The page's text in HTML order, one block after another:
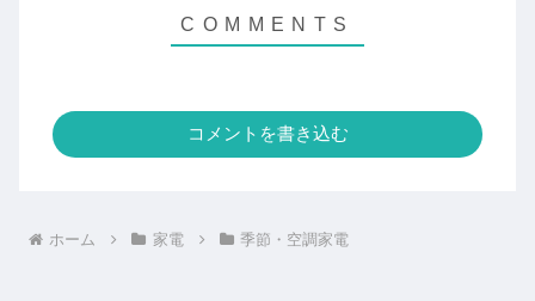
コメントを書き込む
ホーム 家電 季節・空調家電